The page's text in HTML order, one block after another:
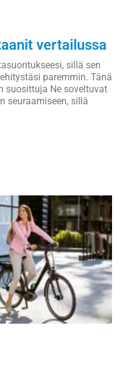
vertailussa
sillä sen
paremmin. Tänä
suosittuja Ne soveltuvat
seuraamiseen, sillä